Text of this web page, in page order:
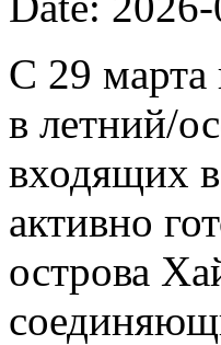
С 29 марта
в летний/
входящих
активно
острова